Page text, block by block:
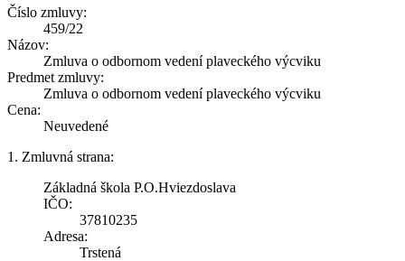
Číslo zmluvy:
459/22
Názov:
Zmluva o odbornom vedení plaveckého výcviku
Predmet zmluvy:
Zmluva o odbornom vedení plaveckého výcviku
Cena:
Neuvedené
1. Zmluvná strana:
Základná škola P.O.Hviezdoslava
IČO:
37810235
Adresa:
Trstená